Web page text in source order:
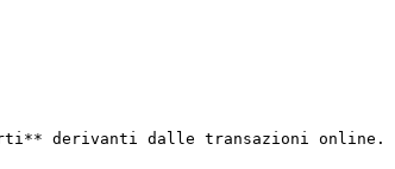
derivanti dalle transazioni online.